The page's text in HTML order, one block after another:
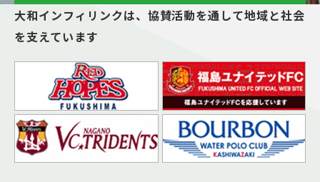
大和インフィリンクは、 協賛活動を通して地域と社会
を支えています